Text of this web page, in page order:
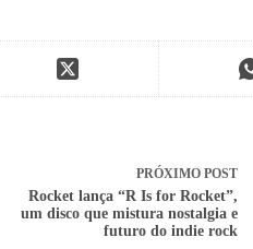
PRÓXIMO POST
Rocket lança “R Is for Rocket”,
um disco que mistura nostalgia e
futuro do indie rock